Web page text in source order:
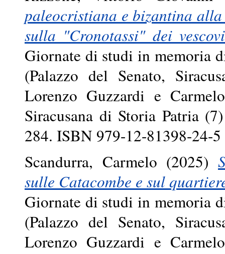
paleocristiana e bizantina
sulla "Cronotassi" dei
Giornate di studi in memoria
(Palazzo del Senato,
Lorenzo Guzzardi e
Siracusana di Storia Patria
284. ISBN 979-12-81398-24-5
Scandurra, Carmelo (2025)
sulle Catacombe e sul
Giornate di studi in memoria
(Palazzo del Senato,
Lorenzo Guzzardi e